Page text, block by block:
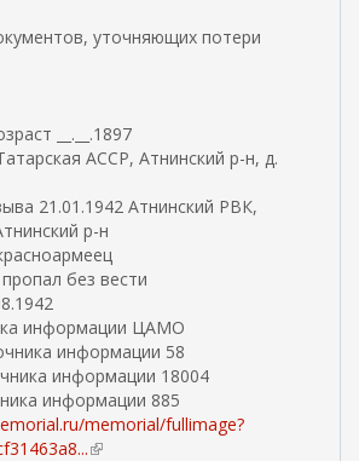
уточняющих потери
__.__.1897
АССР, Атнинский р-н, д.
21.01.1942 Атнинский РВК,
р-н
без вести
информации ЦАМО
информации 58
информации 18004
информации 885
memorial/fullimage?
(